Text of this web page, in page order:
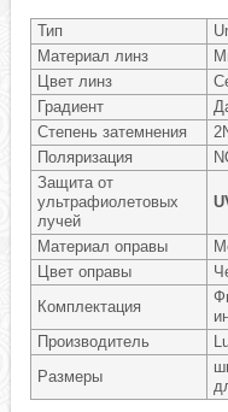
Тип
Материал линз
Цвет линз
Градиент
Степень затемнения
Поляризация
Защита от
ультрафиолетовых
лучей
Материал оправы
Цвет оправы
Комплектация
Производитель
Размеры